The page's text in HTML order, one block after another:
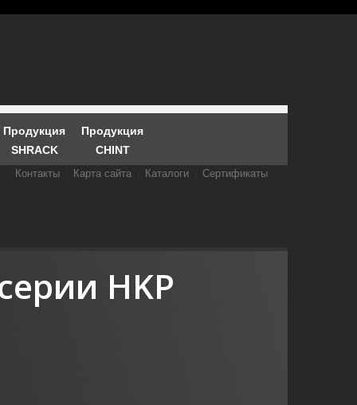
Продукция
SHRACK
Продукция
CHINT
Контакты Карта сайта Каталоги Сертификаты
HKP